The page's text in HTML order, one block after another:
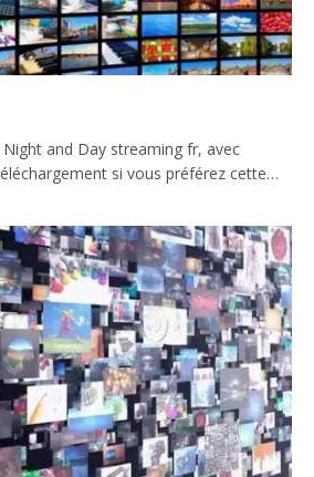
Night and Day streaming fr, avec
si vous préférez cette…